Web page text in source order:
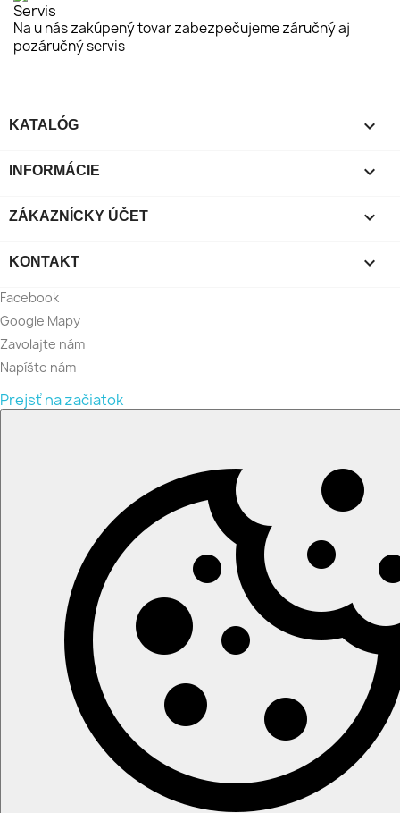
Servis
Na u nás zakúpený tovar zabezpečujeme záručný aj
pozáručný servis
KATALÓG 
INFORMÁCIE 
ZÁKAZNÍCKY ÚČET 
KONTAKT 
Facebook
Google Mapy
Zavolajte nám
Napíšte nám
Prejsť na začiatok